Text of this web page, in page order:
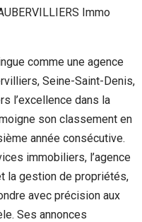
comme une agence
Seine-Saint-Denis,
l’excellence dans la
son classement en
année consécutive.
immobiliers, l’agence
la gestion de propriétés,
avec précision aux
Ses annonces